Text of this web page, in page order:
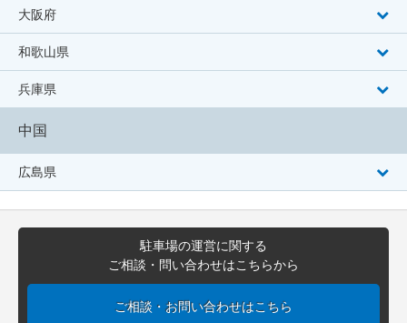
大阪府
和歌山県
兵庫県
中国
広島県
駐車場の運営に関する
ご相談・問い合わせはこちらから
ご相談・お問い合わせはこちら